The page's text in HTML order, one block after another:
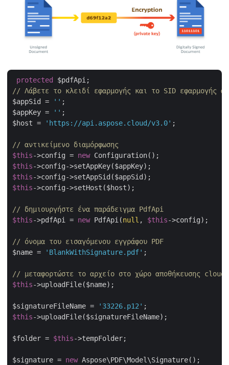
protected
// Λάβετε το κλειδί εφαρμογής και το SID
$appSid =
'' ;
$appKey =
'' ;
$host =
'https://api.aspose.cloud/v3.0' ;
// αντικείμενο διαμόρφωσης
$this->config = new
$this
$this
$this->config->setHost($host);
// δημιουργήστε ένα παράδειγμα PdfApi
$this->pdfApi = new PdfApi(null , $this->config);
// όνομα του εισαγόμενου εγγράφου PDF
$name =
'BlankWithSignature.pdf' ;
// μεταφορτώστε το αρχείο στο χώρο αποθήκευσης cloud
$this->uploadFile($name);
$signatureFileName = '33226.p12'
$this->uploadFile($signatureFileName);
$folder = $this->tempFolder;
$signature = new Aspose\PDF\Model\Signature();